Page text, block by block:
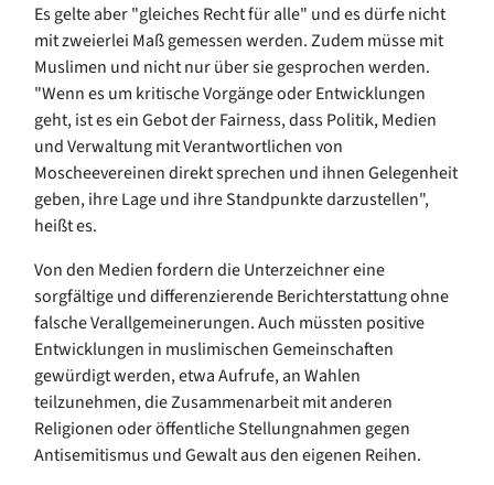
Es gelte aber "gleiches Recht für alle" und es dürfe nicht
mit zweierlei Maß gemessen werden. Zudem müsse mit
Muslimen und nicht nur über sie gesprochen werden.
"Wenn es um kritische Vorgänge oder Entwicklungen
geht, ist es ein Gebot der Fairness, dass Politik, Medien
und Verwaltung mit Verantwortlichen von
Moscheevereinen direkt sprechen und ihnen Gelegenheit
geben, ihre Lage und ihre Standpunkte darzustellen",
heißt es.
Von den Medien fordern die Unterzeichner eine
sorgfältige und differenzierende Berichterstattung ohne
falsche Verallgemeinerungen. Auch müssten positive
Entwicklungen in muslimischen Gemeinschaften
gewürdigt werden, etwa Aufrufe, an Wahlen
teilzunehmen, die Zusammenarbeit mit anderen
Religionen oder öffentliche Stellungnahmen gegen
Antisemitismus und Gewalt aus den eigenen Reihen.